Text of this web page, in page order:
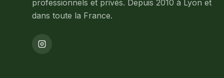
professionnels et privés. Depuis 2010 à Lyon et
dans toute la France.